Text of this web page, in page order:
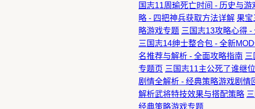
国志11周瑜死亡时间 - 历史与游
略 - 四把神兵获取方法详解 果宝
略游戏专题 三国志13攻略心得
三国志14绅士整合包 - 全新
名推荐与解析 - 全面攻略指南
专题页 三国志11主公死了谁继
剧情全解析 - 经典策略游戏剧情
解析武将特技效果与搭配策略
经典策略游戏专题